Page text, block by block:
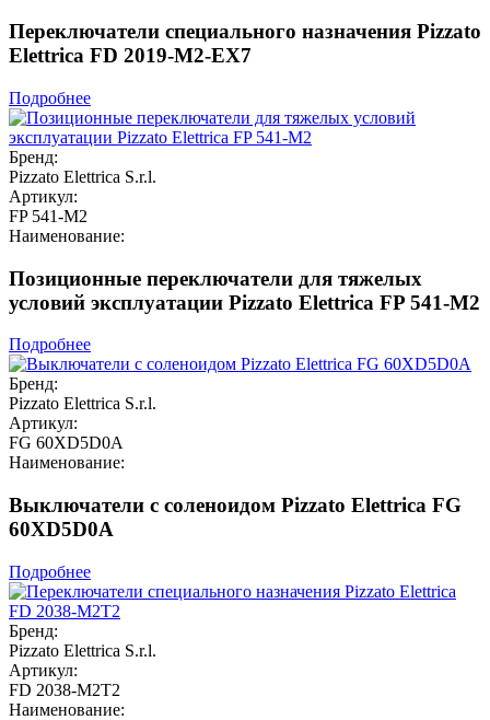
Переключатели специального назначения Pizzato
Elettrica FD 2019-M2-EX7
Подробнее
Бренд:
Pizzato Elettrica S.r.l.
Артикул:
FP 541-M2
Наименование:
Позиционные переключатели для тяжелых
условий эксплуатации Pizzato Elettrica FP 541-M2
Подробнее
Бренд:
Pizzato Elettrica S.r.l.
Артикул:
FG 60XD5D0A
Наименование:
Выключатели с соленоидом Pizzato Elettrica FG
60XD5D0A
Подробнее
Бренд:
Pizzato Elettrica S.r.l.
Артикул:
FD 2038-M2T2
Наименование: